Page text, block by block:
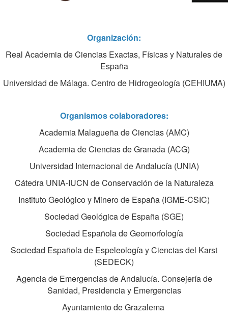
Organización:
Real Academia de Ciencias Exactas, Físicas y Naturales de
España
Universidad de Málaga. Centro de Hidrogeología (CEHIUMA)
Organismos colaboradores:
Academia Malagueña de Ciencias (AMC)
Academia de Ciencias de Granada (ACG)
Universidad Internacional de Andalucía (UNIA)
Cátedra UNIA-IUCN de Conservación de la Naturaleza
Instituto Geológico y Minero de España (IGME-CSIC)
Sociedad Geológica de España (SGE)
Sociedad Española de Geomorfología
Sociedad Española de Espeleología y Ciencias del Karst
(SEDECK)
Agencia de Emergencias de Andalucía. Consejería de
Sanidad, Presidencia y Emergencias
Ayuntamiento de Grazalema